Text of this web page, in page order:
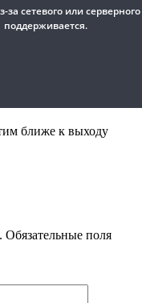
ближе к выходу
Обязательные поля